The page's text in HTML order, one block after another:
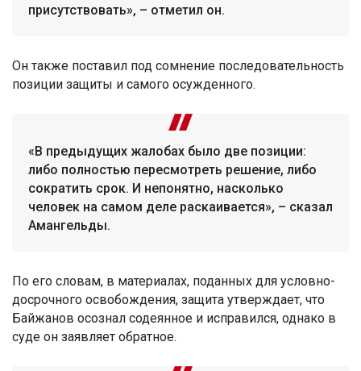
присутствовать», – отметил он.
Он также поставил под сомнение последовательность
позиции защиты и самого осужденного.
«В предыдущих жалобах было две позиции:
либо полностью пересмотреть решение, либо
сократить срок. И непонятно, насколько
человек на самом деле раскаивается», – сказал
Амангельды.
По его словам, в материалах, поданных для условно-
досрочного освобождения, защита утверждает, что
Байжанов осознал содеянное и исправился, однако в
суде он заявляет обратное.